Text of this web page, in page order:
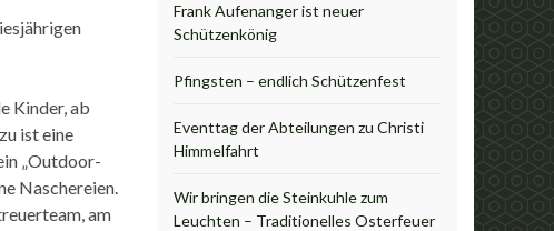
Kinder, ab
ist eine
„Outdoor-
Naschereien.
am
Frank Aufenanger ist neuer
Schützenkönig
Pfingsten – endlich Schützenfest
Eventtag der Abteilungen zu Christi
Himmelfahrt
Wir bringen die Steinkuhle zum
Leuchten – Traditionelles Osterfeuer